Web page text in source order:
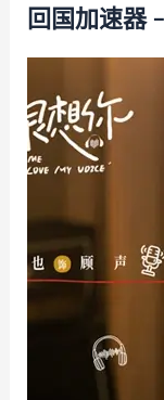
回国加速器